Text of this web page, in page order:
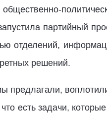
партийный
отделений,
решений.
предлагали,
есть задачи,